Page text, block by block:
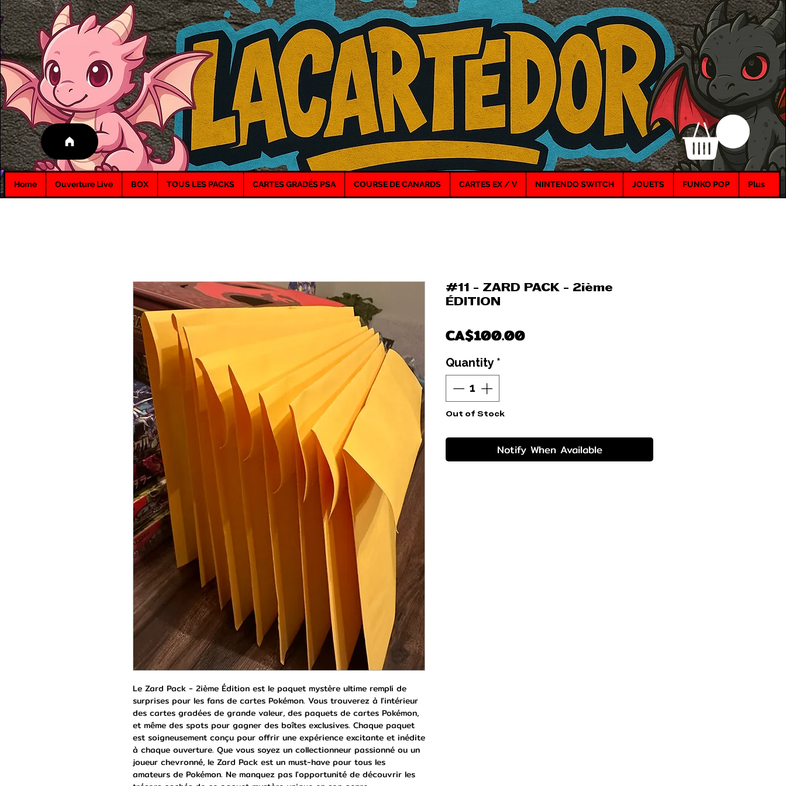
Home Ouverture Live BOX TOUS LES PACKS CARTES GRADÉS PSA COURSE DE CANARDS CARTES EX / V NINTENDO SWITCH JOUETS FUNKO POP Plus
Le Zard Pack - 2ième Édition est le paquet mystère ultime rempli de
surprises pour les fans de cartes Pokémon. Vous trouverez à l'intérieur
des cartes gradées de grande valeur, des paquets de cartes Pokémon,
et même des spots pour gagner des boîtes exclusives. Chaque paquet
est soigneusement conçu pour offrir une expérience excitante et inédite
à chaque ouverture. Que vous soyez un collectionneur passionné ou un
joueur chevronné, le Zard Pack est un must-have pour tous les
amateurs de Pokémon. Ne manquez pas l'opportunité de découvrir les
#11 - ZARD PACK - 2ième
ÉDITION
CA$100.00Price
Quantity *
Out of Stock
Notify When Available